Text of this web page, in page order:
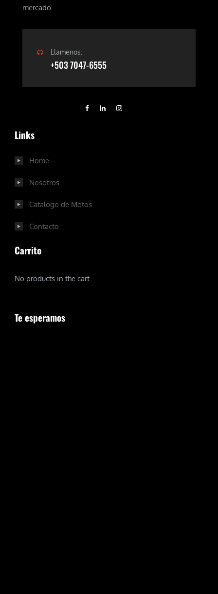
mercado
Llamenos:
+503 7047-6555
Links
Home
Nosotros
Catalogo de Motos
Contacto
Carrito
No products in the cart.
Te esperamos